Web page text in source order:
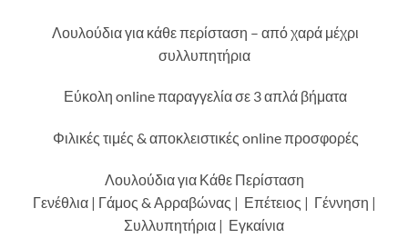
Λουλούδια για κάθε περίσταση – από χαρά μέχρι
συλλυπητήρια
Εύκολη online παραγγελία σε 3 απλά βήματα
Φιλικές τιμές & αποκλειστικές online προσφορές
Λουλούδια για Κάθε Περίσταση
Γενέθλια | Γάμος & Αρραβώνας | Επέτειος | Γέννηση |
Συλλυπητήρια | Εγκαίνια